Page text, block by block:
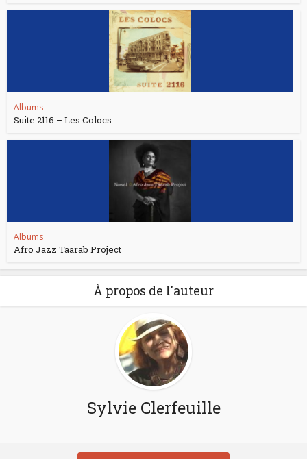
Albums
Suite 2116 – Les Colocs
Albums
Afro Jazz Taarab Project
À propos de l'auteur
Sylvie Clerfeuille